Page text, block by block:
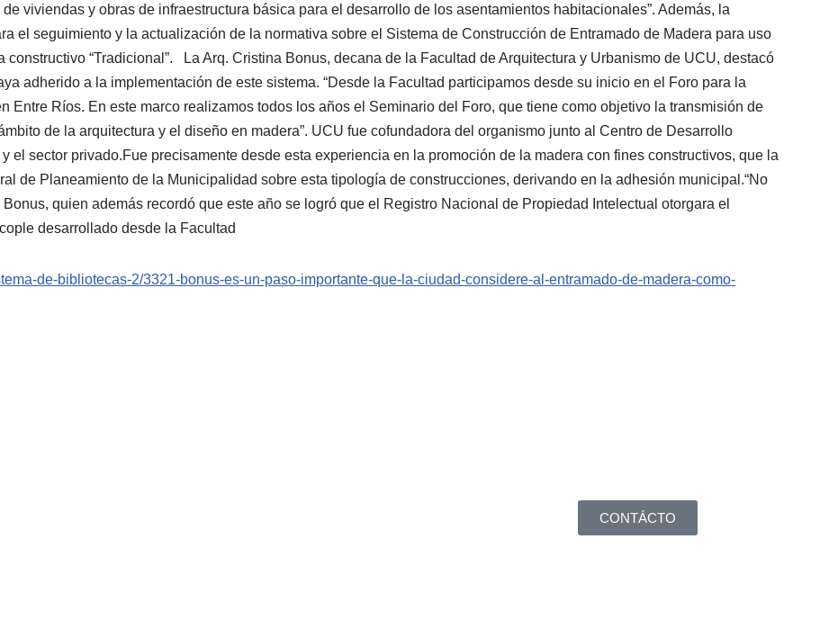
viviendas y obras de infraestructura básica para el desarrollo de los asentamientos habitacionales”. Además, la
el seguimiento y la actualización de la normativa sobre el Sistema de Construcción de Entramado de Madera para uso
“Tradicional”. La Arq. Cristina Bonus, decana de la Facultad de Arquitectura y Urbanismo de UCU, destacó
adherido a la implementación de este sistema. “Desde la Facultad participamos desde su inicio en el Foro para la
Entre Ríos. En este marco realizamos todos los años el Seminario del Foro, que tiene como objetivo la transmisión de
de la arquitectura y el diseño en madera”. UCU fue cofundadora del organismo junto al Centro de Desarrollo
el sector privado.Fue precisamente desde esta experiencia en la promoción de la madera con fines constructivos, que la
de Planeamiento de la Municipalidad sobre esta tipología de construcciones, derivando en la adhesión municipal.“No
quien además recordó que este año se logró que el Registro Nacional de Propiedad Intelectual otorgara el
desarrollado desde la Facultad
de-bibliotecas-2/3321-bonus-es-un-paso-importante-que-la-ciudad-considere-al-entramado-de-madera-como-
CONTÁCTO